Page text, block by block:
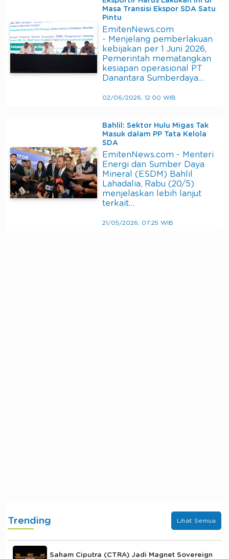
Masa Transisi Ekspor SDA Satu
Pintu
EmitenNews.com
- Menjelang pemberlakuan
kebijakan per 1 Juni 2026,
Pemerintah mematangkan
kesiapan operasional PT
Danantara Sumberdaya…
02/06/2026, 12:00 WIB
Bahlil: Sektor Hulu Migas Tak
Masuk dalam PP Tata Kelola
SDA
EmitenNews.com - Menteri
Energi dan Sumber Daya
Mineral (ESDM) Bahlil
Lahadalia, Rabu (20/5)
menjelaskan lebih lanjut
terkait…
21/05/2026, 07:25 WIB
Trending Lihat Semua
Saham Ciputra (CTRA) Jadi Magnet Sovereign